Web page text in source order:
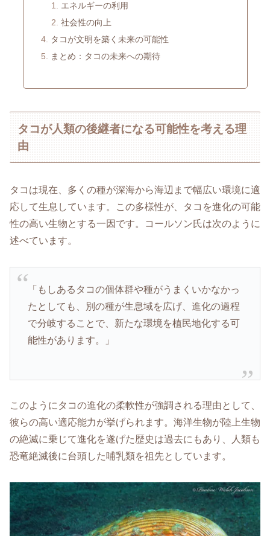
エネルギーの利用
社会性の向上
タコが文明を築く未来の可能性
まとめ：タコの未来への期待
タコが人類の後継者になる可能性を考える理
由
タコは現在、多くの種が深海から海辺まで幅広い環境に適
応して生息しています。この多様性が、タコを進化の可能
性の高い生物とする一因です。コールソン氏は次のように
述べています。
「もしあるタコの個体群や種がうまくいかなかっ
たとしても、別の種が生息域を広げ、進化の過程
で分岐することで、新たな環境を植民地化する可
能性があります。」
このようにタコの進化の柔軟性が強調される理由として、
彼らの高い適応能力が挙げられます。海洋生物が陸上生物
の絶滅に乗じて進化を遂げた歴史は過去にもあり、人類も
恐竜絶滅後に台頭した哺乳類を祖先としています。